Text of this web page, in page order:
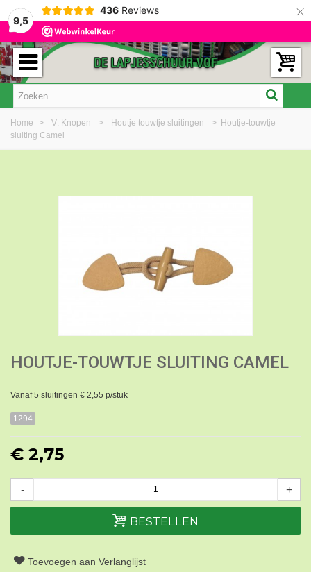
9,5
436 Reviews ×
Home > V: Knopen > Houtje touwtje sluitingen > Houtje-touwtje
sluiting Camel
HOUTJE-TOUWTJE SLUITING CAMEL
Vanaf 5 sluitingen € 2,55 p/stuk
1294
€ 2,75
- +
BESTELLEN
Toevoegen aan Verlanglijst